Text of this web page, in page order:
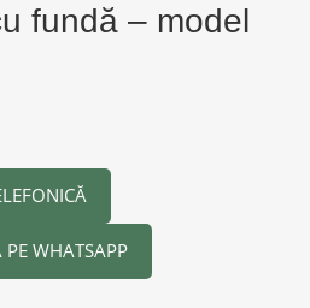
fundă – model
WHATSAPP